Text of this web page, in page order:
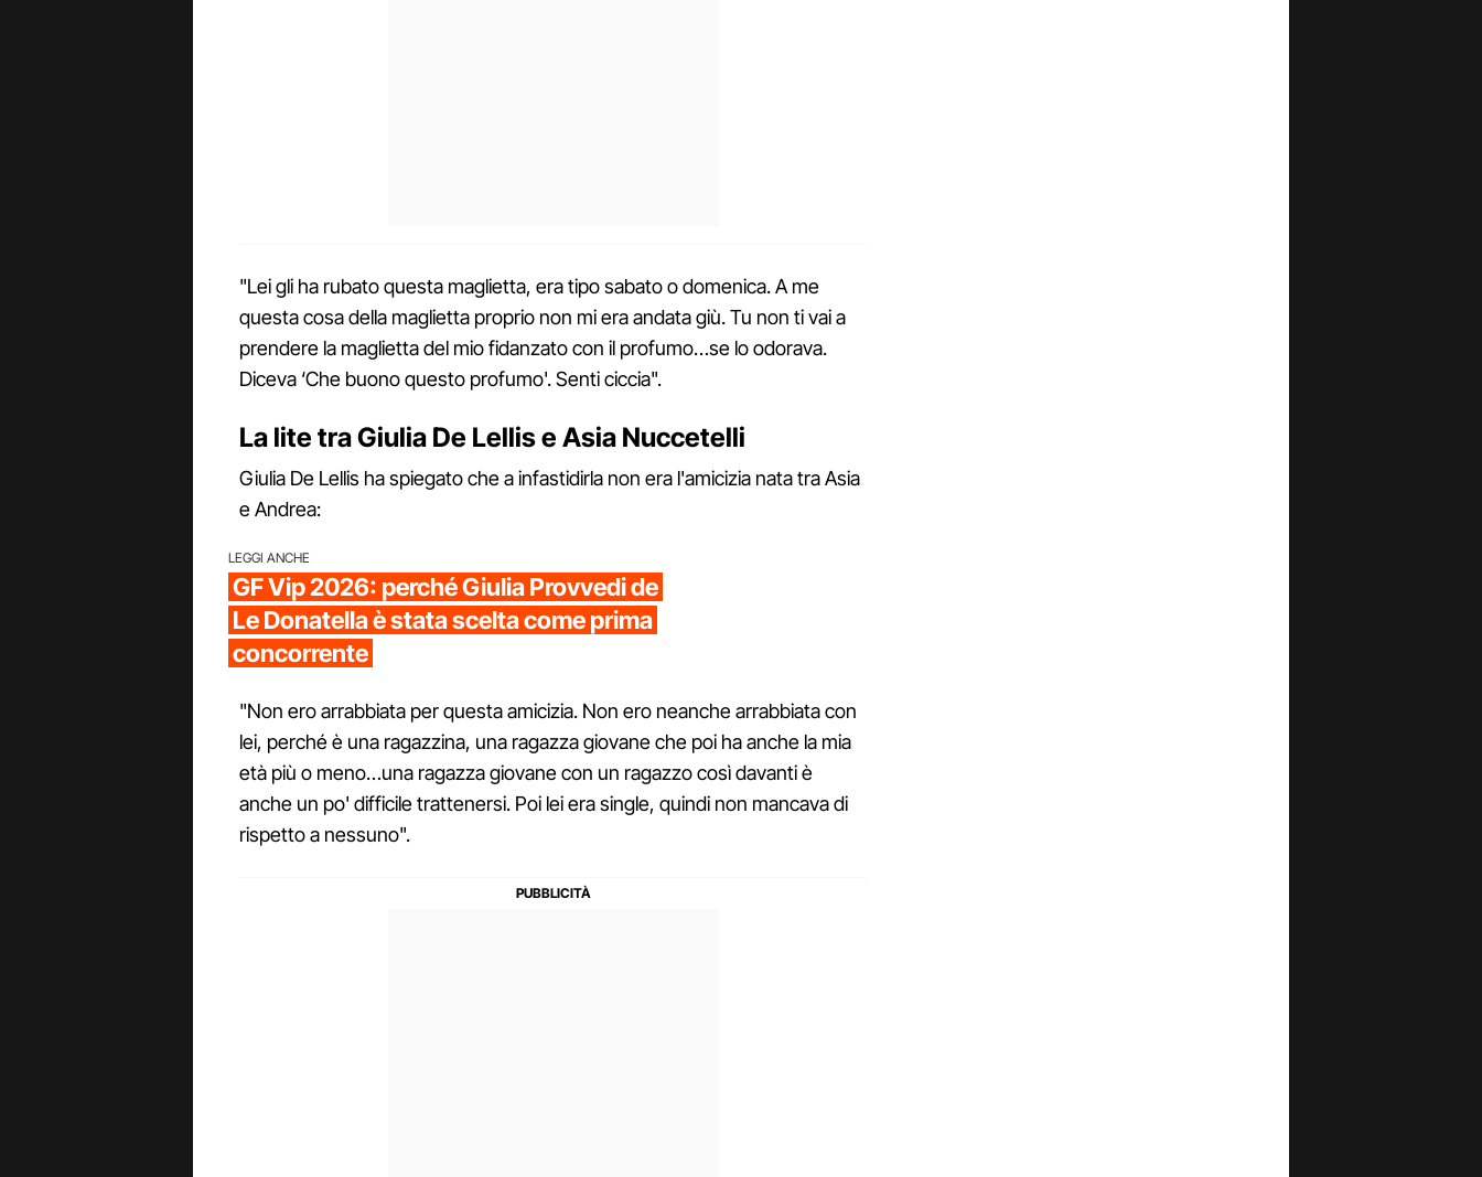
"Lei gli ha rubato questa maglietta, era tipo sabato o domenica. A me
questa cosa della maglietta proprio non mi era andata giù. Tu non ti vai a
prendere la maglietta del mio fidanzato con il profumo…se lo odorava.
Diceva ‘Che buono questo profumo'. Senti ciccia".
La lite tra Giulia De Lellis e Asia Nuccetelli
Giulia De Lellis ha spiegato che a infastidirla non era l'amicizia nata tra Asia
e Andrea:
LEGGI ANCHE
GF Vip 2026: perché Giulia Provvedi de
Le Donatella è stata scelta come prima
concorrente
"Non ero arrabbiata per questa amicizia. Non ero neanche arrabbiata con
lei, perché è una ragazzina, una ragazza giovane che poi ha anche la mia
età più o meno…una ragazza giovane con un ragazzo così davanti è
anche un po' difficile trattenersi. Poi lei era single, quindi non mancava di
rispetto a nessuno".